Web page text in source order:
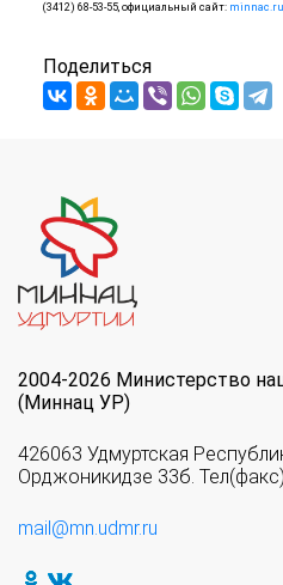
(3412) 68-53-55, официальный сайт: minnac.ru
Поделиться
2004-2026 Министерство
(Миннац УР)
426063 Удмуртская
Орджоникидзе 33б.
mail@mn.udmr.ru